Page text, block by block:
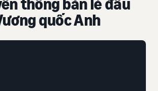
thông bán lẻ đầu
quốc Anh